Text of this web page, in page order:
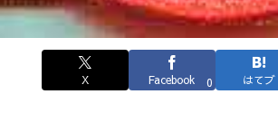
X Facebook 0 はてブ